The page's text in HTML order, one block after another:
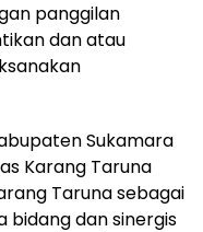
panggilan
dan atau
Sukamara
Karang Taruna
Taruna sebagai
bidang dan sinergis